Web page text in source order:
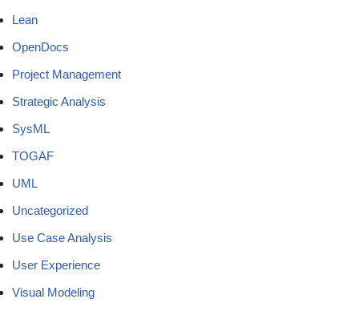
Lean
OpenDocs
Project Management
Strategic Analysis
SysML
TOGAF
UML
Uncategorized
Use Case Analysis
User Experience
Visual Modeling